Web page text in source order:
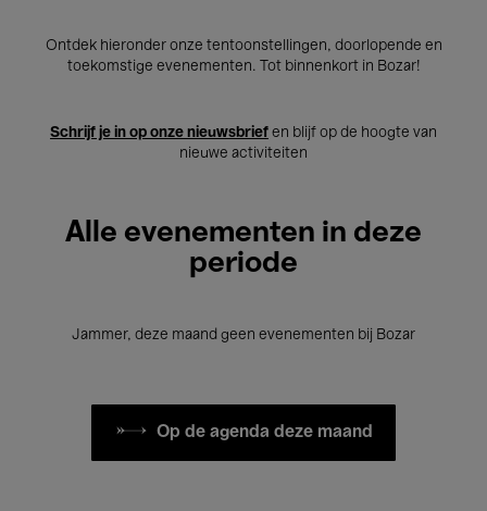
Ontdek hieronder onze tentoonstellingen, doorlopende en
toekomstige evenementen. Tot binnenkort in Bozar!
Schrijf je in op onze nieuwsbrief en blijf op de hoogte van
nieuwe activiteiten
Alle evenementen in deze
periode
Jammer, deze maand geen evenementen bij Bozar
Op de agenda deze maand